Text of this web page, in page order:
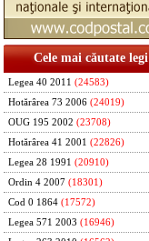
Cele mai căutate legi
Legea 40 2011 (24583)
Hotărârea 73 2006 (24019)
OUG 195 2002 (23708)
Hotărârea 41 2001 (22826)
Legea 28 1991 (20910)
Ordin 4 2007 (18301)
Cod 0 1864 (17572)
Legea 571 2003 (16946)